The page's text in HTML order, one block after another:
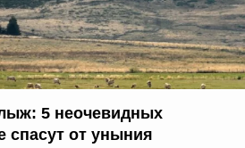
5 неочевидных
спасут от уныния